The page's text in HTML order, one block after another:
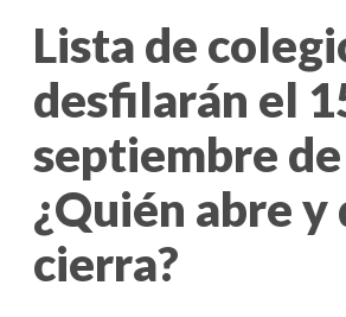
Lista de
desfilarán el
septiembre
¿Quién abre y
cierra?